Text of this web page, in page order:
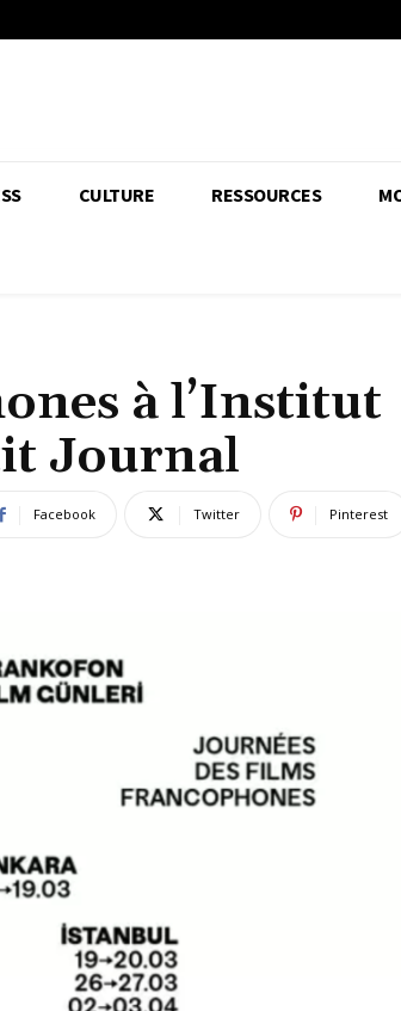
CULTURE RESSOURCES
à l’Institut
Journal
Facebook Twitter Pinterest